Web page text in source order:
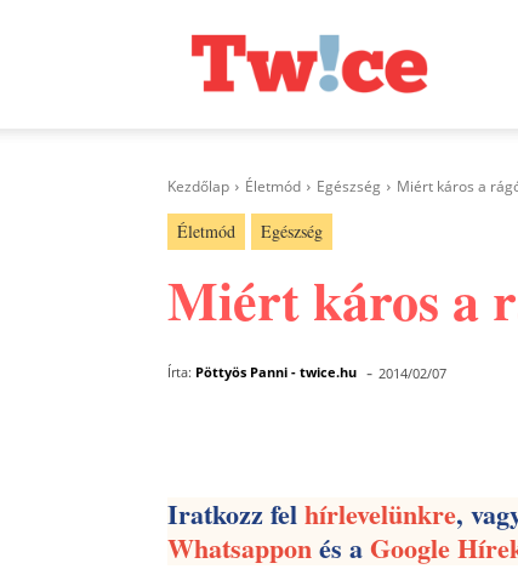
Kezdőlap Életmód Egészség Miért káros a
Életmód Egészség
Miért káros a
Írta: Pöttyös Panni - twice.hu - 2014/02/07
Iratkozz felhírlevelünkre,
Whatsapponés aGoogle